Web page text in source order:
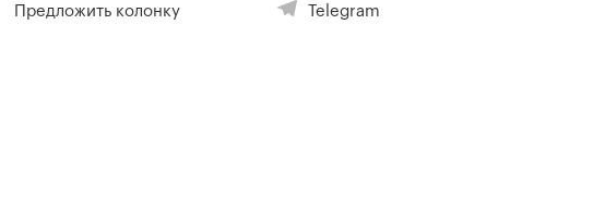
Предложить колонку
Telegram